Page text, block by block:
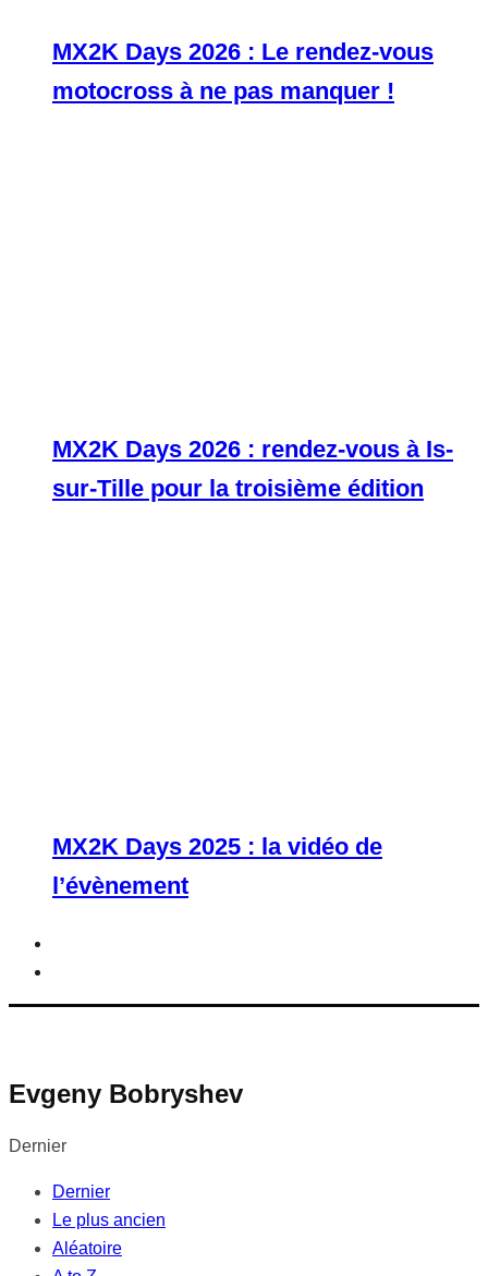
MX2K Days 2026 : Le rendez-vous
motocross à ne pas manquer !
MX2K Days 2026 : rendez-vous à Is-
sur-Tille pour la troisième édition
MX2K Days 2025 : la vidéo de
l’évènement
Evgeny Bobryshev
Dernier
Dernier
Le plus ancien
Aléatoire